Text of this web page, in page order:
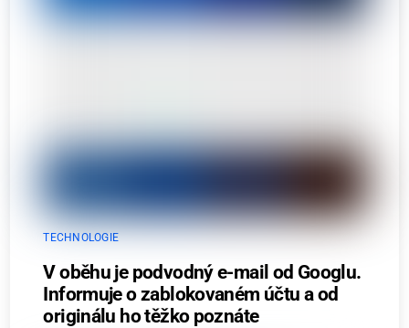
TECHNOLOGIE
V oběhu je podvodný e-mail od Googlu.
Informuje o zablokovaném účtu a od
originálu ho těžko poznáte